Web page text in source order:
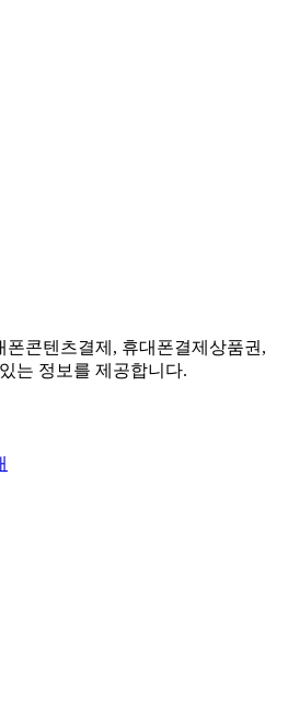
폰콘텐츠결제, 휴대폰결제상품권,
는 정보를 제공합니다.